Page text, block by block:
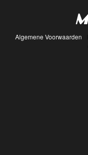
Algemene Voorwaarden